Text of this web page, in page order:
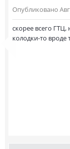
Опубликовано
скорее всего
колодки-то вроде